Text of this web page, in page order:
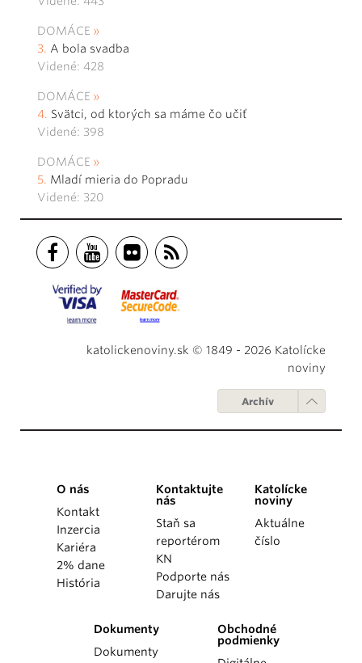
DOMÁCE
A bola svadba
Videné: 428
DOMÁCE
Svätci, od ktorých sa máme čo učiť
Videné: 398
DOMÁCE
Mladí mieria do Popradu
Videné: 320
katolickenoviny.sk © 1849 - 2026 Katolícke
noviny
Archív
O nás
Kontakt
Inzercia
Kariéra
2% dane
História
Kontaktujte
nás
Staň sa
reportérom
KN
Podporte nás
Darujte nás
Katolícke
noviny
Aktuálne
číslo
Dokumenty
Dokumenty
Obchodné
podmienky